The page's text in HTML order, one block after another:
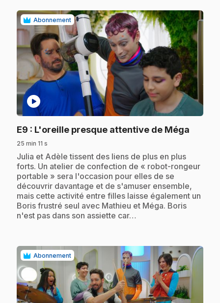
Abonnement
play_circle
E9 : L'oreille presque attentive de Méga
25 min 11 s
.Julia et Adèle tissent des liens de plus en plus
forts. Un atelier de confection de « robot-rongeur
portable » sera l'occasion pour elles de se
découvrir davantage et de s'amuser ensemble,
mais cette activité entre filles laisse également un
Boris frustré seul avec Mathieu et Méga. Boris
n'est pas dans son assiette car…
Abonnement